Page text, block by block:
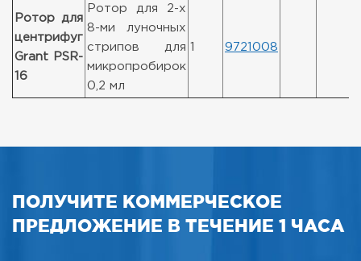
Ротор для
центрифуг
Grant PSR-
16
Ротор для 2-х
8-ми луночных
стрипов для
микропробирок
0,2 мл
1 9721008
ПОЛУЧИТЕ КОММЕРЧЕСКОЕ
ПРЕДЛОЖЕНИЕ В ТЕЧЕНИЕ 1 ЧАСА